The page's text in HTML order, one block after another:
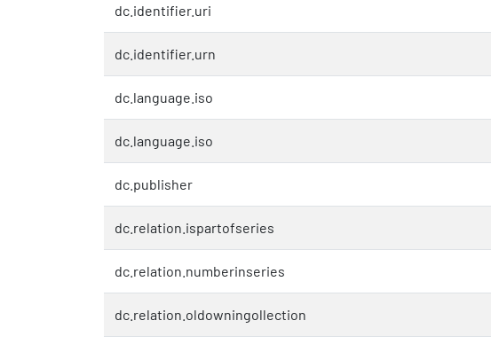
dc.identifier.uri
dc.identifier.urn
dc.language.iso
dc.language.iso
dc.publisher
dc.relation.ispartofseries
dc.relation.numberinseries
dc.relation.oldowningollection